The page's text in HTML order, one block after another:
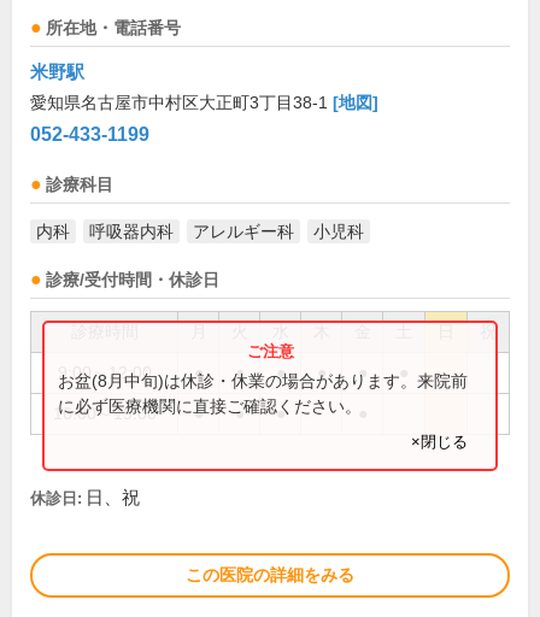
所在地・電話番号
米野駅
愛知県名古屋市中村区大正町3丁目38-1 [地図]
052-433-1199
診療科目
内科 呼吸器内科 アレルギー科 小児科
診療/受付時間・休診日
祝
9:00～12:00 ● ● ● ● ●
16:00～19:00 ● ● ●
お盆(8月中旬)は休診・休業の場合があります。来院前
に必ず医療機関に直接ご確認ください。
×閉じる
休診日: 日、祝
この医院の詳細をみる